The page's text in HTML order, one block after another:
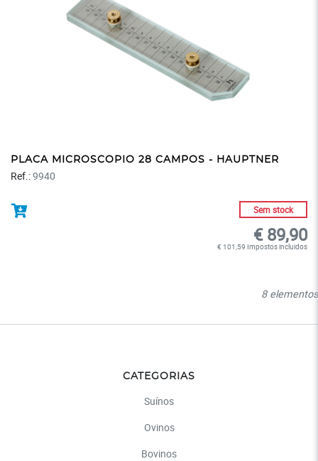
PLACA MICROSCOPIO 28 CAMPOS - HAUPTNER
Ref.:9940
Sem stock
€ 89,90
€ 101,59 Impostos incluidos
8 elementos
CATEGORIAS
Suínos
Ovinos
Bovinos